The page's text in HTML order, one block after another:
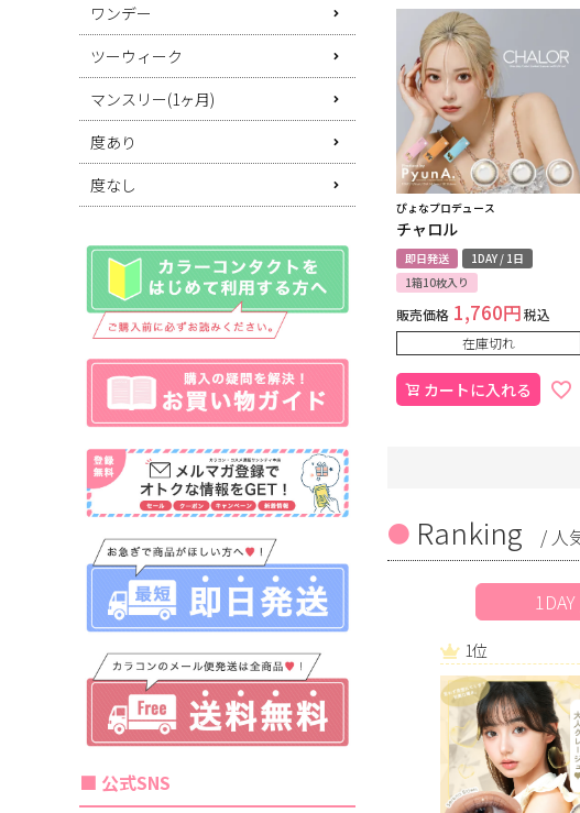
ワンデー
ツーウィーク
マンスリー(1ヶ月)
度あり
度なし
■ 公式SNS
ぴょなプロデュース
チャロル
即日発送
1DAY / 1日
1箱10枚入り
販売価格 1,760
税込
在庫切れ
カートに入れる
Ranking / 人
1位